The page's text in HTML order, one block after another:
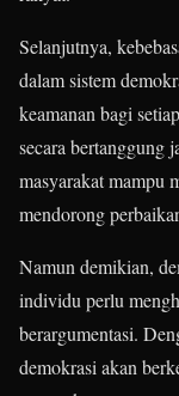
Selanjutnya,
dalam sistem
keamanan bagi
secara bertanggung
masyarakat mampu
mendorong
Namun demikian,
individu perlu
berargumentasi.
demokrasi akan